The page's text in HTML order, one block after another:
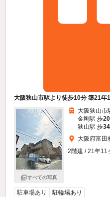
大阪狭山市駅より徒歩10分 築21年
すべての写真
大阪狭山市
金剛駅 歩20
狭山駅 歩34
大阪府富田
2階建 / 21年11
駐車場あり 駐輪場あり